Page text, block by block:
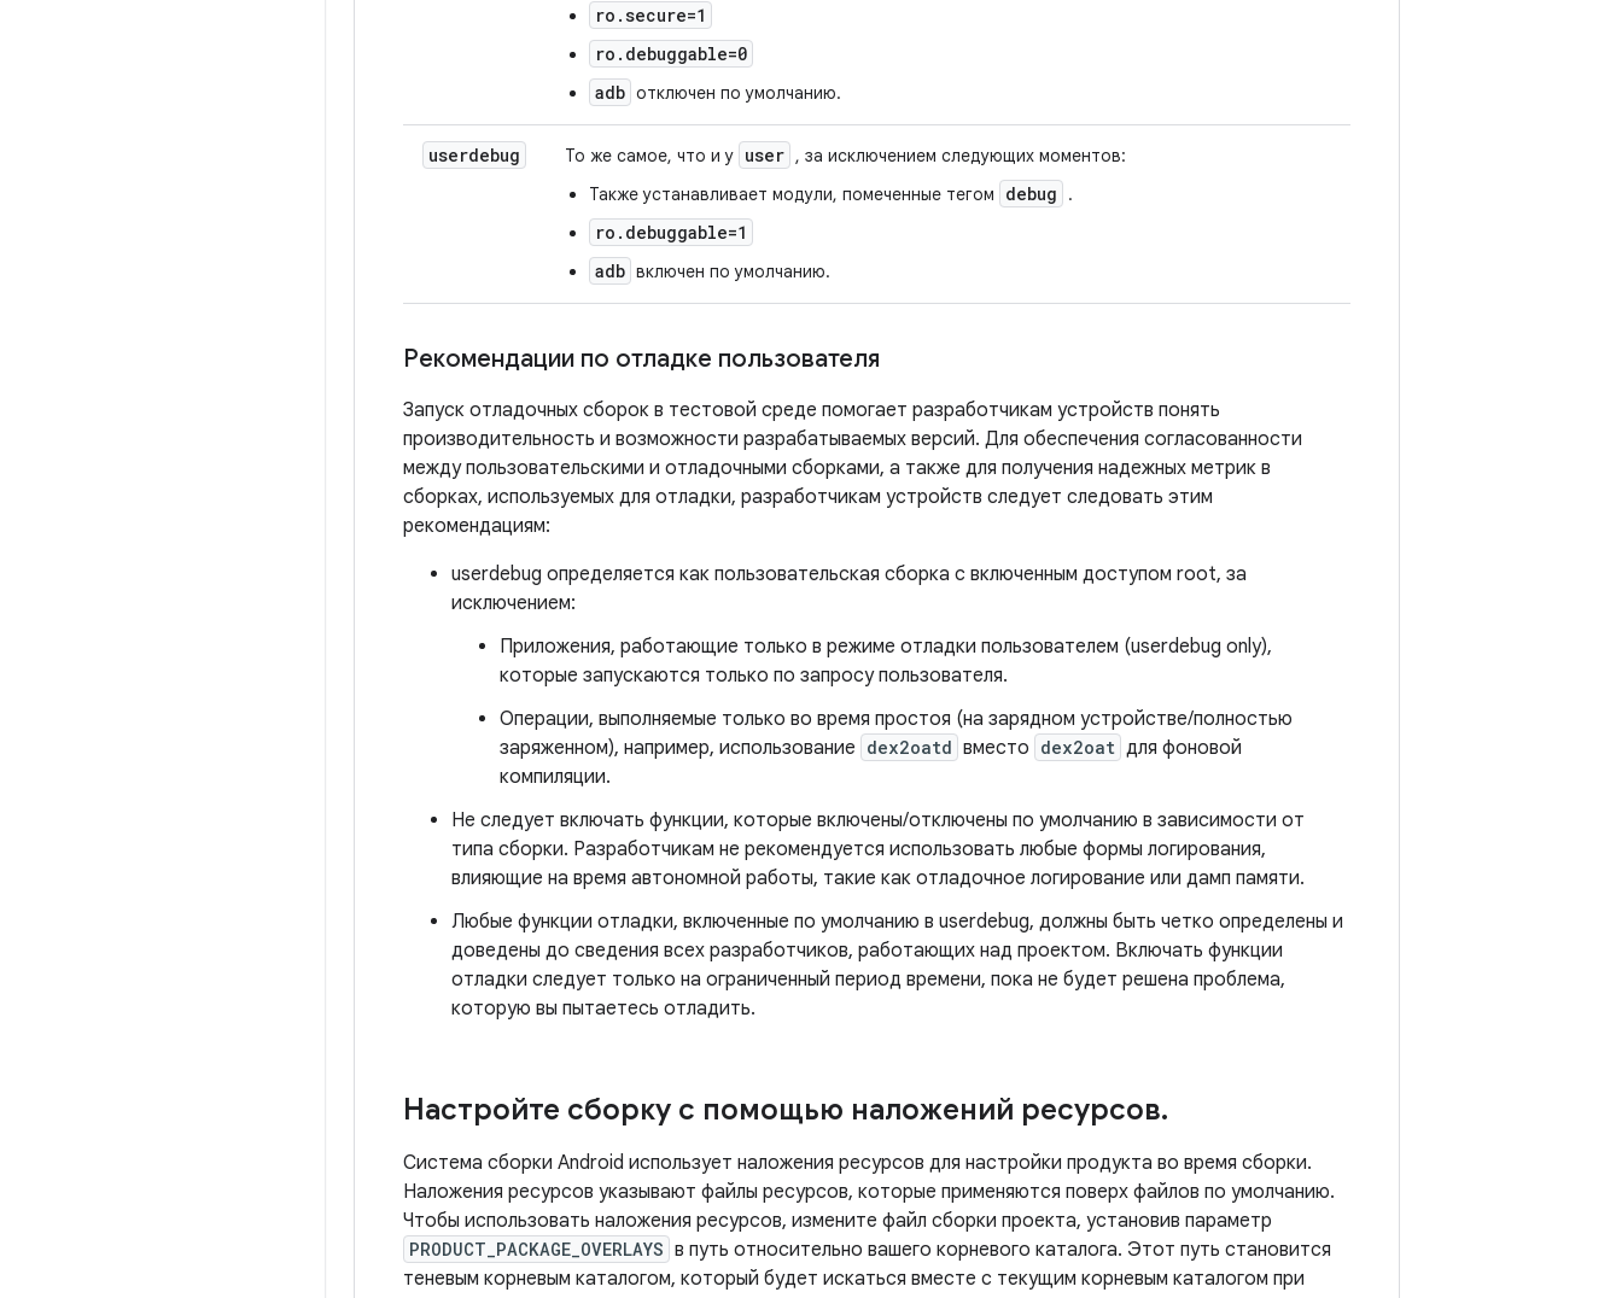
ro.secure=1
ro.debuggable=0
adb отключен по умолчанию.
userdebug То же самое, что и у user , за исключением следующих моментов:
Также устанавливает модули, помеченные тегом
debug .
ro.debuggable=1
adb включен по умолчанию.
Рекомендации по отладке пользователя
Запуск отладочных сборок в тестовой среде помогает разработчикам устройств понять
производительность и возможности разрабатываемых версий. Для обеспечения согласованности
между пользовательскими и отладочными сборками, а также для получения надежных метрик в
сборках, используемых для отладки, разработчикам устройств следует следовать этим
рекомендациям:
userdebug определяется как пользовательская сборка с включенным доступом root, за
исключением:
Приложения, работающие только в режиме отладки пользователем (userdebug only),
которые запускаются только по запросу пользователя.
Операции, выполняемые только во время простоя (на зарядном устройстве/полностью
заряженном), например, использование dex2oatd вместо dex2oat для фоновой
компиляции.
Не следует включать функции, которые включены/отключены по умолчанию в зависимости от
типа сборки. Разработчикам не рекомендуется использовать любые формы логирования,
влияющие на время автономной работы, такие как отладочное логирование или дамп памяти.
Любые функции отладки, включенные по умолчанию в userdebug, должны быть четко определены и
доведены до сведения всех разработчиков, работающих над проектом. Включать функции
отладки следует только на ограниченный период времени, пока не будет решена проблема,
которую вы пытаетесь отладить.
Настройте сборку с помощью наложений ресурсов.
Система сборки Android использует наложения ресурсов для настройки продукта во время сборки.
Наложения ресурсов указывают файлы ресурсов, которые применяются поверх файлов по умолчанию.
Чтобы использовать наложения ресурсов, измените файл сборки проекта, установив параметр
PRODUCT_PACKAGE_OVERLAYS в путь относительно вашего корневого каталога. Этот путь становится
теневым корневым каталогом, который будет искаться вместе с текущим корневым каталогом при